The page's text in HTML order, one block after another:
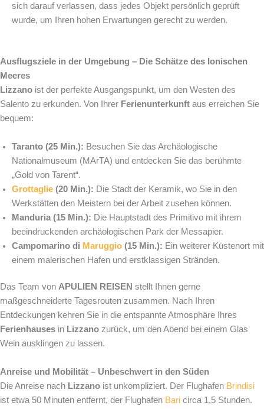
sich darauf verlassen, dass jedes Objekt persönlich geprüft
wurde, um Ihren hohen Erwartungen gerecht zu werden.
Ausflugsziele in der Umgebung – Die Schätze des Ionischen
Meeres
Lizzano ist der perfekte Ausgangspunkt, um den Westen des
Salento zu erkunden. Von Ihrer Ferienunterkunft aus erreichen Sie
bequem:
Taranto (25 Min.): Besuchen Sie das Archäologische
Nationalmuseum (MArTA) und entdecken Sie das berühmte
„Gold von Tarent“.
Grottaglie (20 Min.): Die Stadt der Keramik, wo Sie in den
Werkstätten den Meistern bei der Arbeit zusehen können.
Manduria (15 Min.): Die Hauptstadt des Primitivo mit ihrem
beeindruckenden archäologischen Park der Messapier.
Campomarino di Maruggio (15 Min.): Ein weiterer Küstenort mit
einem malerischen Hafen und erstklassigen Stränden.
Das Team von APULIEN REISEN stellt Ihnen gerne
maßgeschneiderte Tagesrouten zusammen. Nach Ihren
Entdeckungen kehren Sie in die entspannte Atmosphäre Ihres
Ferienhauses in Lizzano zurück, um den Abend bei einem Glas
Wein ausklingen zu lassen.
Anreise und Mobilität – Unbeschwert in den Süden
Die Anreise nach Lizzano ist unkompliziert. Der Flughafen Brindisi
ist etwa 50 Minuten entfernt, der Flughafen Bari circa 1,5 Stunden.